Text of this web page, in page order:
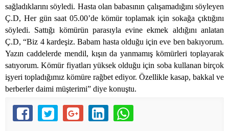
sağladıklarını söyledi. Hasta olan babasının çalışamadığını söyleyen
Ç.D, Her gün saat 05.00’de kömür toplamak için sokağa çıktığını
söyledi. Sattığı kömürün parasıyla evine ekmek aldığını anlatan
Ç.D, “Biz 4 kardeşiz. Babam hasta olduğu için eve ben bakıyorum.
Yazın caddelerde mendil, kışın da yanmamış kömürleri toplayarak
satıyorum. Kömür fiyatları yüksek olduğu için soba kullanan birçok
işyeri topladığımız kömüre rağbet ediyor. Özellikle kasap, bakkal ve
berberler daimi müşterimi” diye konuştu.